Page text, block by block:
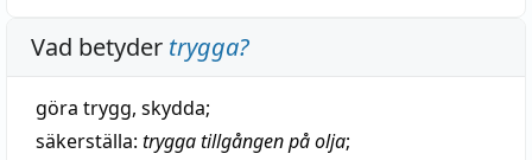
Vad betyder trygga?
göra trygg, skydda;
säkerställa: trygga tillgången påolja;